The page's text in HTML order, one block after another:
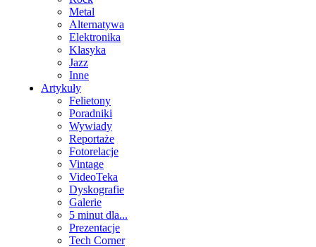
Metal
Alternatywa
Elektronika
Klasyka
Jazz
Inne
Artykuły
Felietony
Poradniki
Wywiady
Reportaże
Fotorelacje
Vintage
VideoTeka
Dyskografie
Galerie
5 minut dla...
Prezentacje
Tech Corner